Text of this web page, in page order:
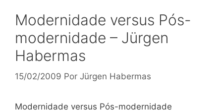
Modernidade versus Pós-
modernidade – Jürgen
Habermas
15/02/2009 Por Jürgen Habermas
Modernidade versus Pós-modernidade